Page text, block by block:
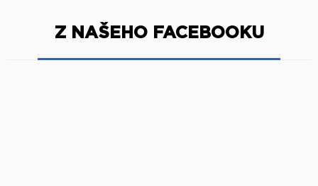
Z NAŠEHO FACEBOOKU